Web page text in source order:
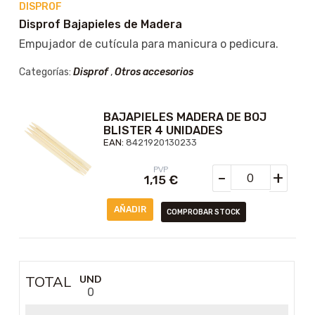
DISPROF
Disprof Bajapieles de Madera
Empujador de cutícula para manicura o pedicura.
Categorías: Disprof,Otros accesorios
BAJAPIELES MADERA DE BOJ
BLISTER 4 UNIDADES
EAN: 8421920130233
PVP
1,15 € - +
COMPROBAR STOCK
TOTAL UND
0